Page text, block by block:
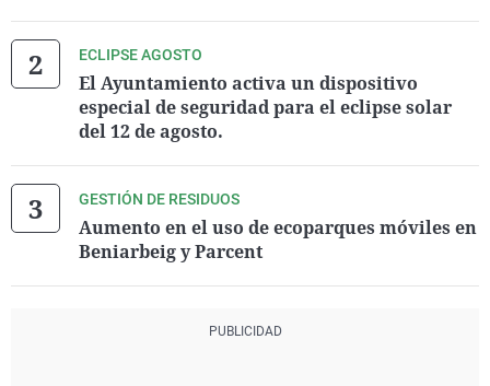
ECLIPSE AGOSTO
El Ayuntamiento activa un dispositivo
especial de seguridad para el eclipse solar
del 12 de agosto.
GESTIÓN DE RESIDUOS
Aumento en el uso de ecoparques móviles en
Beniarbeig y Parcent